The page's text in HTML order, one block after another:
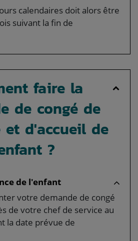
calendaires doit alors être
suivant la fin de
faire la
de congé de
d'accueil de
?
de l'enfant
votre demande de congé
de votre chef de service au
la date prévue de